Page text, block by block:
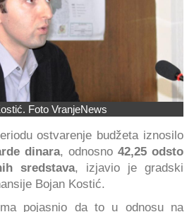
Foto VranjeNews
ostvarenje budžeta iznosilo
dinara, odnosno 42,25 odsto
sredstava, izjavio je gradski
Bojan Kostić.
pojasnio da to u odnosu na